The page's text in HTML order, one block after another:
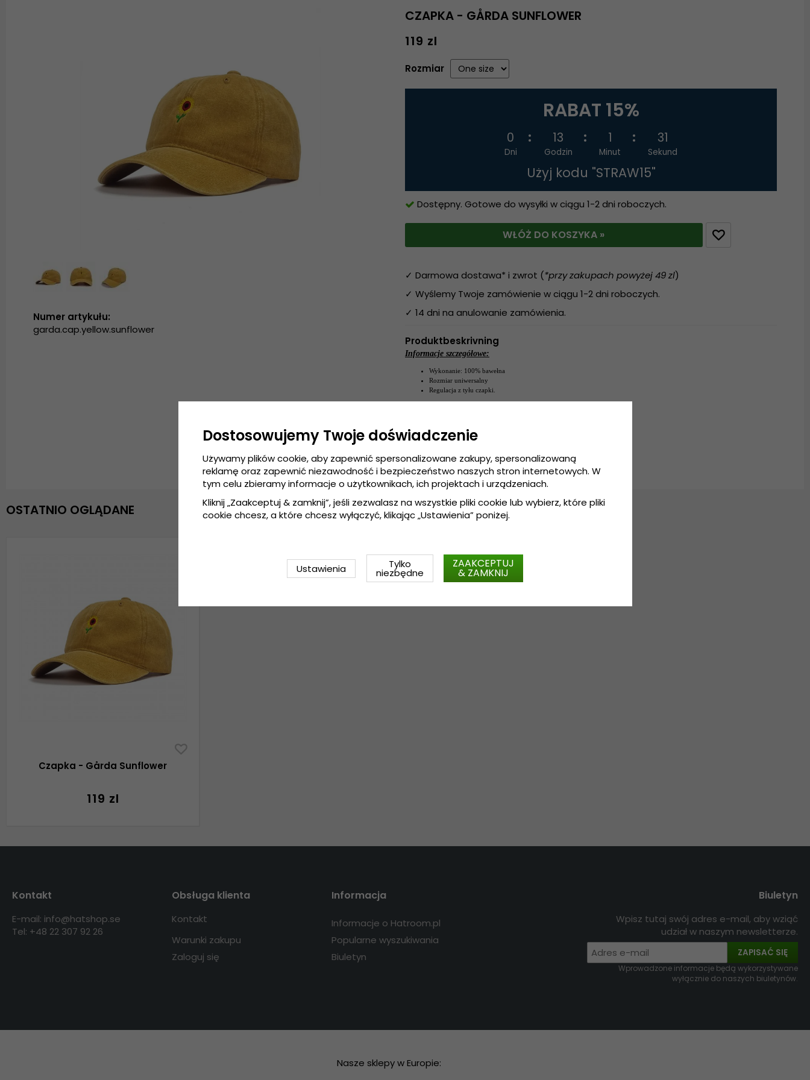
CZAPKA - GÅRDA SUNFLOWER
119 zl
Rozmiar
RABAT 15%
0
Dni
13
Godzin
1
Minut
30
Sekund
Użyj kodu "STRAW15"
Dostępny. Gotowe do wysyłki w ciągu 1-2 dni roboczych.
WŁÓŻ DO KOSZYKA »
✓ Darmowa dostawa* i zwrot (*przy zakupach powyżej 49 zl)
✓ Wyślemy Twoje zamówienie w ciągu 1-2 dni roboczych.
✓ 14 dni na anulowanie zamówienia.
Produktbeskrivning
Informacje szczegółowe:
Wykonanie: 100% bawełna
Rozmiar uniwersalny
Regulacja z tyłu czapki
Numer artykułu:
garda.cap.yellow.sunflower
OSTATNIO OGLĄDANE
Czapka - Gårda Sunflower
119 zl
Kontakt
E-mail: info@hatshop.se
Tel: +48 22 307 92 26
Obsługa klienta
Kontakt
Warunki zakupu
Zaloguj się
Informacja
Informacje o Hatroom.pl
Popularne wyszukiwania
Biuletyn
Biuletyn
Wpisz tutaj swój adres e-mail, aby wziąć
udział w naszym newsletterze.
ZAPISAĆ SIĘ
Wprowadzone informacje będą wykorzystywane
wyłącznie do naszych biuletynów.
Nasze sklepy w Europie:
Dostosowujemy Twoje doświadczenie
Używamy plików cookie, aby zapewnić spersonalizowane zakupy, spersonalizowaną
reklamę oraz zapewnić niezawodność i bezpieczeństwo naszych stron internetowych. W
tym celu zbieramy informacje o użytkownikach, ich projektach i urządzeniach.
Kliknij „Zaakceptuj & zamknij”, jeśli zezwalasz na wszystkie pliki cookie lub wybierz, które pliki
cookie chcesz, a które chcesz wyłączyć, klikając „Ustawienia” poniżej.
Ustawienia Tylko
niezbędne
ZAAKCEPTUJ
& ZAMKNIJ